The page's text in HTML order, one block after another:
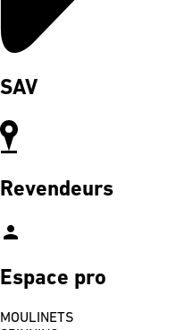
SAV
Revendeurs
person
Espace pro
MOULINETS